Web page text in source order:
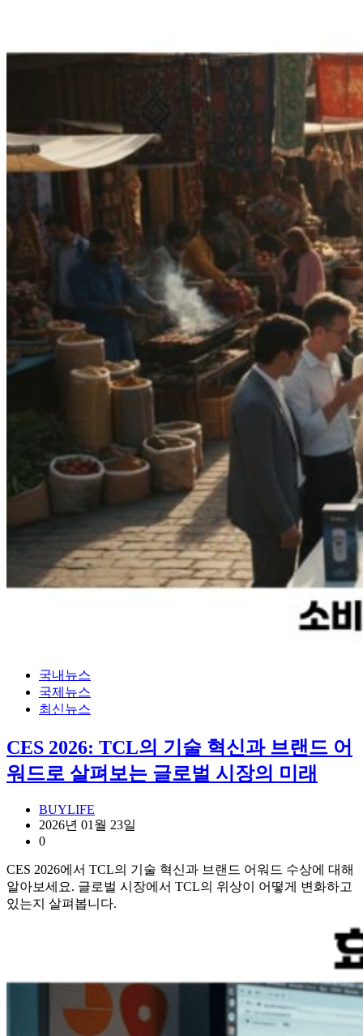
국내뉴스
국제뉴스
최신뉴스
CES 2026: TCL의 기술 혁신과 브랜드 어
워드로 살펴보는 글로벌 시장의 미래
BUYLIFE
2026년 01월 23일
0
CES 2026에서 TCL의 기술 혁신과 브랜드 어워드 수상에 대해
알아보세요. 글로벌 시장에서 TCL의 위상이 어떻게 변화하고
있는지 살펴봅니다.